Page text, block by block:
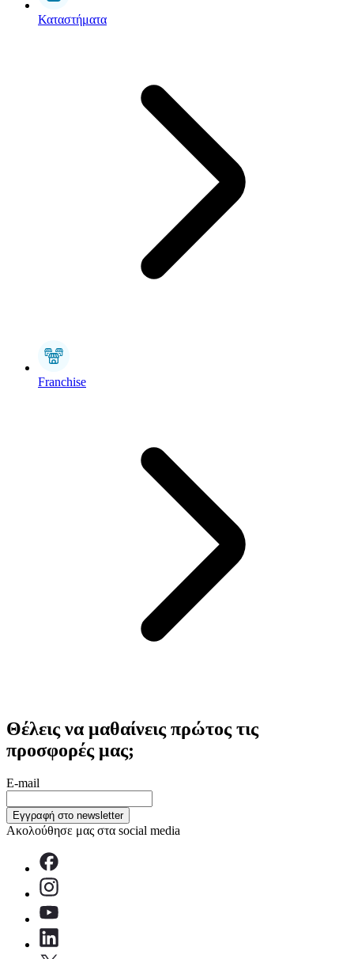
Καταστήματα
Franchise
Θέλεις να μαθαίνεις πρώτος τις
προσφορές μας;
E-mail
Εγγραφή στο newsletter
Ακολούθησε μας στα social media